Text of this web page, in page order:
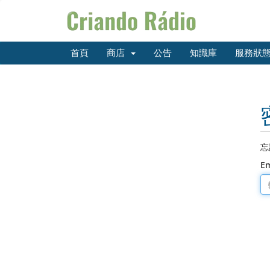
首頁 商店 公告 知識庫 服務狀